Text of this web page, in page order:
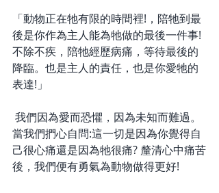
「動物正在牠有限的時間裡!，陪牠到最
後是你作為主人能為牠做的最後一件事!
不除不疾，陪牠經歷病痛，等待最後的
降臨。也是主人的責任，也是你愛牠的
表達!」
當我們捫心自問:這一切是因為你覺得自
己很心痛還是因為牠很痛? 釐清心中痛苦
後，我們便有勇氣為動物做得更好!